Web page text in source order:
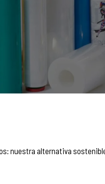
nuestra alternativa